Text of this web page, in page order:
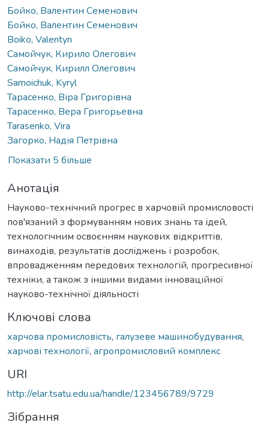
Бойко, Валентин Семенович
Бойко, Валентин Семенович
Boiko, Valentyn
Самойчук, Кирило Олегович
Самойчук, Кирилл Олегович
Samoichuk, Kyryl
Тарасенко, Віра Григорівна
Тарасенко, Вера Григорьевна
Tarasenko, Vira
Загорко, Надія Петрівна
Показати 5 більше
Анотація
Науково-технічний прогрес в харчовій промисловості
пов'язаний з формуванням нових знань та ідей,
технологічним освоєнням наукових відкриттів,
винаходів, результатів досліджень і розробок,
впровадженням передових технологій, прогресивної
техніки, а також з іншими видами інноваційної
науково-технічної діяльності
Ключові слова
харчова промисловість, галузеве машинобудування,
харчові технології, агропромисловий комплекс
URI
http://elar.tsatu.edu.ua/handle/123456789/9729
Зібрання